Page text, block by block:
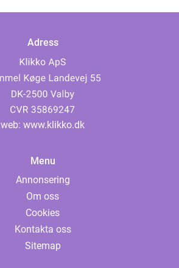
Adress
web: www.klikko.dk
Menu
Annonsering
Om oss
Cookies
Kontakta oss
Sitemap